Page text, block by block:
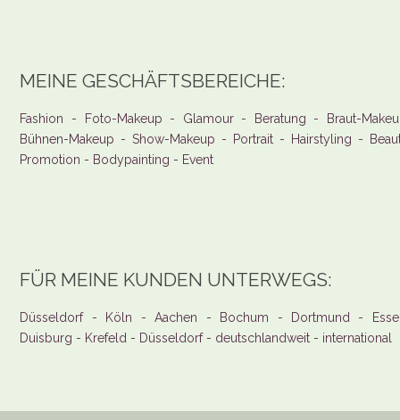
MEINE GESCHÄFTSBEREICHE:
Fashion - Foto-Makeup - Glamour - Beratung - Braut-
Bühnen-Makeup - Show-Makeup - Portrait - Hairstyling -
Promotion - Bodypainting - Event
FÜR MEINE KUNDEN UNTERWEGS:
Düsseldorf - Köln - Aachen - Bochum - Dortmund -
Duisburg - Krefeld - Düsseldorf - deutschlandweit - international